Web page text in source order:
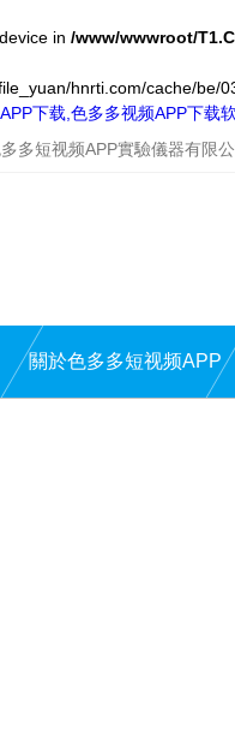
in /www/wwwroot/
hnrti.com/cache/be/
下载,色多多视频APP下载
多短视频APP實驗儀器有限公
關於色多多短视频APP